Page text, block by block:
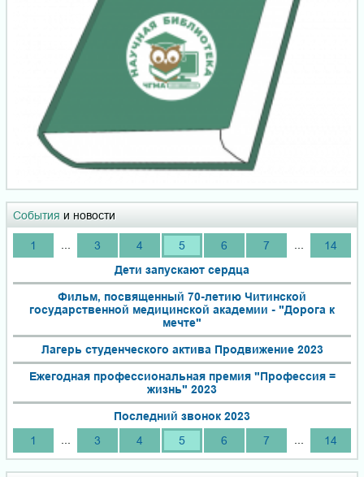
События и новости
1 3 4 5 6 7
14
Дети запускают сердца
Фильм, посвященный 70-летию Читинской
государственной медицинской академии - "Дорога к
мечте"
Лагерь студенческого актива Продвижение 2023
Ежегодная профессиональная премия "Профессия =
жизнь" 2023
Последний звонок 2023
1
3 4 5 6 7 14